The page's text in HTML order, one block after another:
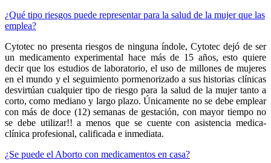
¿Qué tipo riesgos puede representar para la salud de la mujer que las
emplea?
Cytotec no presenta riesgos de ninguna índole, Cytotec dejó de ser
un medicamento experimental hace más de 15 años, esto quiere
decir que los estudios de laboratorio, el uso de millones de mujeres
en el mundo y el seguimiento pormenorizado a sus historias clínicas
desvirtúan cualquier tipo de riesgo para la salud de la mujer tanto a
corto, como mediano y largo plazo. Únicamente no se debe emplear
con más de doce (12) semanas de gestación, con mayor tiempo no
se debe utilizar!! a menos que se cuente con asistencia medica-
clínica profesional, calificada e inmediata.
¿Se puede el Aborto con medicamentos en casa?